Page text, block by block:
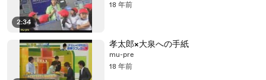
2:34
18 年前
孝太郎×大泉への手紙
mu-pre
18 年前